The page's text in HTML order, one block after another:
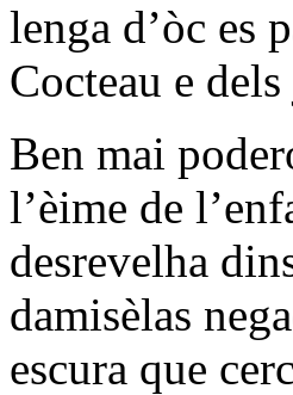
lenga d’òc es
Cocteau e
Ben mai
l’èime de
desrevelha
damisèlas
escura que